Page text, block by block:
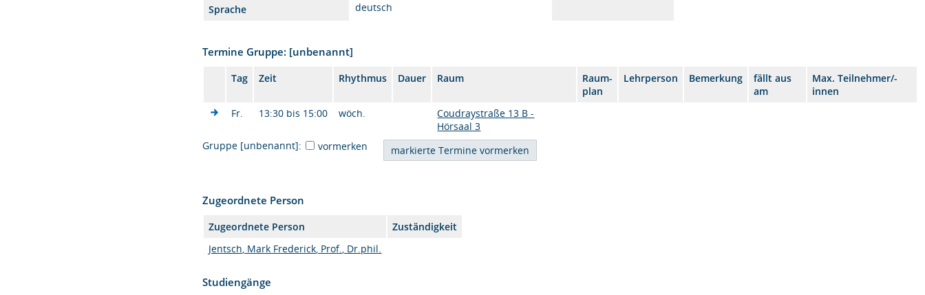
Sprache
deutsch
Termine Gruppe: [unbenannt]
Tag Zeit Rhythmus Dauer Raum
Raum-
plan
Lehrperson Bemerkung
fällt aus
am
Max. Teilnehmer/-
innen
Fr.
13:30 bis 15:00 wöch.
Coudraystraße 13 B -
Hörsaal 3
Gruppe [unbenannt]:
vormerken
Zugeordnete Person
Zugeordnete Person
Zuständigkeit
Jentsch, Mark Frederick, Prof., Dr.phil.
Studiengänge